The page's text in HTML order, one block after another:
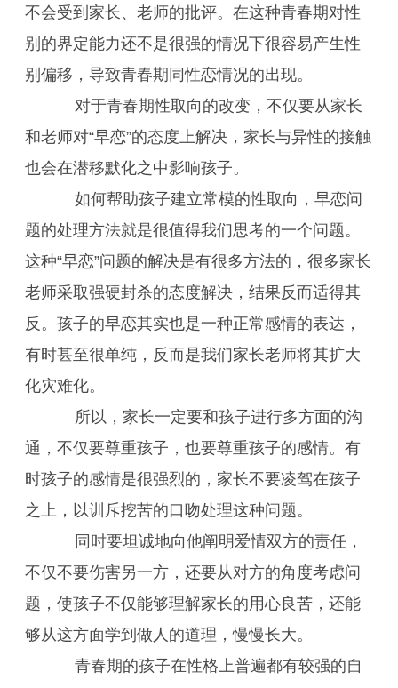
不会受到家长、老师的批评。在这种青春期对性
别的界定能力还不是很强的情况下很容易产生性
别偏移，导致青春期同性恋情况的出现。
对于青春期性取向的改变，不仅要从家长
和老师对“早恋”的态度上解决，家长与异性的接触
也会在潜移默化之中影响孩子。
如何帮助孩子建立常模的性取向，早恋问
题的处理方法就是很值得我们思考的一个问题。
这种“早恋”问题的解决是有很多方法的，很多家长
老师采取强硬封杀的态度解决，结果反而适得其
反。孩子的早恋其实也是一种正常感情的表达，
有时甚至很单纯，反而是我们家长老师将其扩大
化灾难化。
所以，家长一定要和孩子进行多方面的沟
通，不仅要尊重孩子，也要尊重孩子的感情。有
时孩子的感情是很强烈的，家长不要凌驾在孩子
之上，以训斥挖苦的口吻处理这种问题。
同时要坦诚地向他阐明爱情双方的责任，
不仅不要伤害另一方，还要从对方的角度考虑问
题，使孩子不仅能够理解家长的用心良苦，还能
够从这方面学到做人的道理，慢慢长大。
青春期的孩子在性格上普遍都有较强的自